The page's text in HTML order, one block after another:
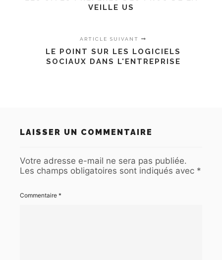
VEILLE US
ARTICLE SUIVANT
LE POINT SUR LES LOGICIELS
SOCIAUX DANS L'ENTREPRISE
LAISSER UN COMMENTAIRE
Votre adresse e-mail ne sera pas publiée.
Les champs obligatoires sont indiqués avec *
Commentaire *